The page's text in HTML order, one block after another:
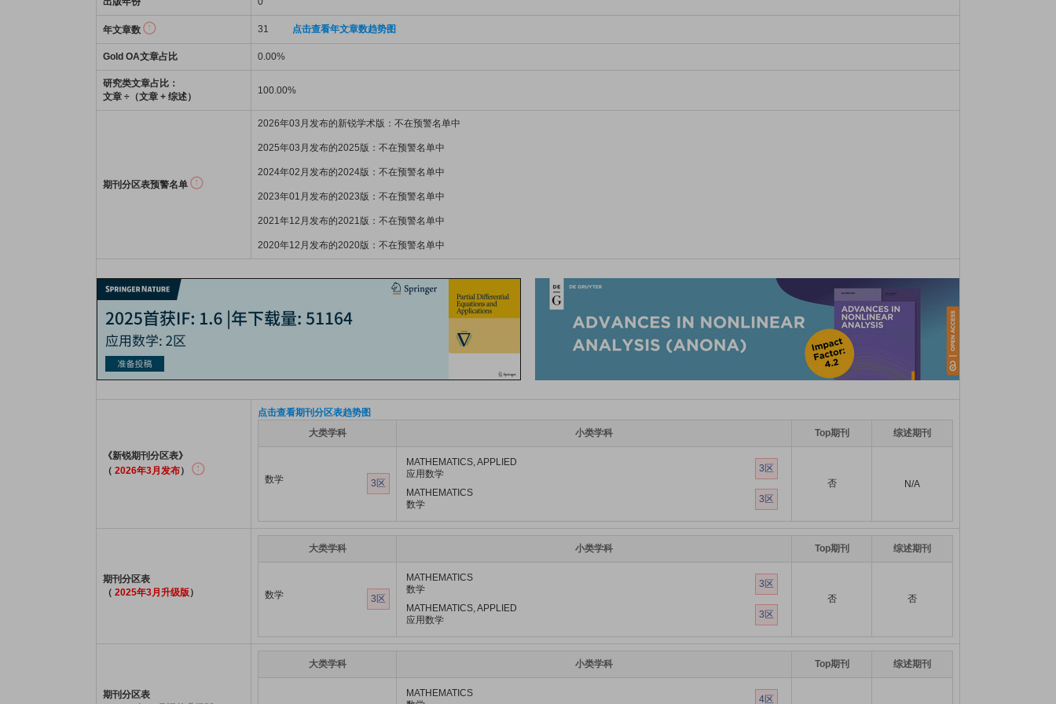
年文章数 31 点击查看年文章数趋势图
Gold OA文章占比 0.00%
研究类文章占比：
文章 ÷（文章 + 综述）
100.00%
期刊分区表预警名单
2026年03月发布的新锐学术版：不在预警名单中
2025年03月发布的2025版：不在预警名单中
2024年02月发布的2024版：不在预警名单中
2023年01月发布的2023版：不在预警名单中
2021年12月发布的2021版：不在预警名单中
2020年12月发布的2020版：不在预警名单中
《新锐期刊分区表》
（ 2026年3月发布）
点击查看期刊分区表趋势图
大类学科
小类学科 Top期刊 综述期刊
数学 3区
MATHEMATICS, APPLIED
应用数学
3区
MATHEMATICS
数学
3区
否 N/A
期刊分区表
（ 2025年3月升级版）
大类学科 小类学科 Top期刊 综述期刊
数学 3区
MATHEMATICS
数学
3区
MATHEMATICS, APPLIED
应用数学
3区
否 否
期刊分区表
大类学科 小类学科 Top期刊 综述期刊
MATHEMATICS
4区